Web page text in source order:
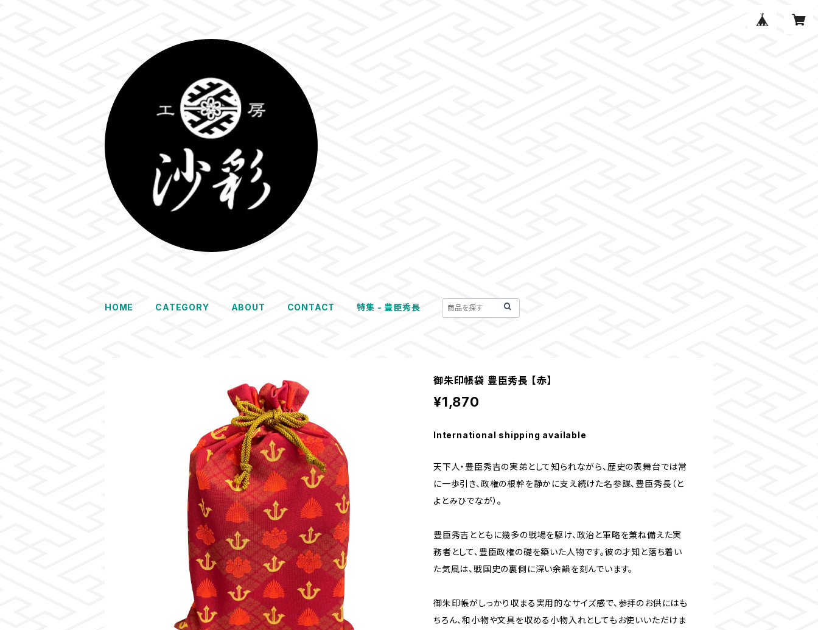
HOME CATEGORY ABOUT CONTACT 特集 - 豊臣秀長
御朱印帳袋 豊臣秀長 【赤】
¥1,870
International shipping available
天下人・豊臣秀吉の実弟として知られながら、歴史の表舞台では常
に一歩引き、政権の根幹を静かに支え続けた名参謀、豊臣秀長（と
よとみひでなが）。
豊臣秀吉とともに幾多の戦場を駆け、政治と軍略を兼ね備えた実
務者として、豊臣政権の礎を築いた人物です。彼の才知と落ち着い
た気風は、戦国史の裏側に深い余韻を刻んでいます。
御朱印帳がしっかり収まる実用的なサイズ感で、参拝のお供にはも
ちろん、和小物や文具を収める小物入れとしてもお使いいただけま